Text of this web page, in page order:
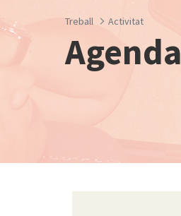
Treball Activitat
Agenda